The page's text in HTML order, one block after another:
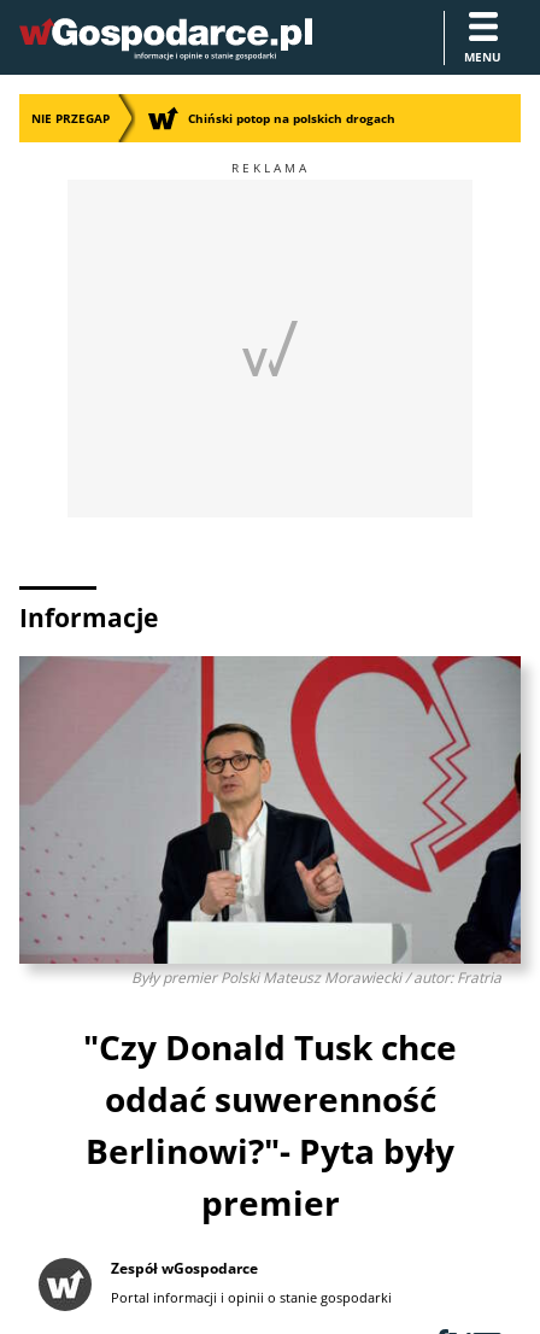
MENU
NIE PRZEGAP Chiński potop na polskich drogach
Informacje
Były premier Polski Mateusz Morawiecki / autor: Fratria
"Czy Donald Tusk chce
oddać suwerenność
Berlinowi?"- Pyta były
premier
Zespół wGospodarce
Portal informacji i opinii o stanie gospodarki